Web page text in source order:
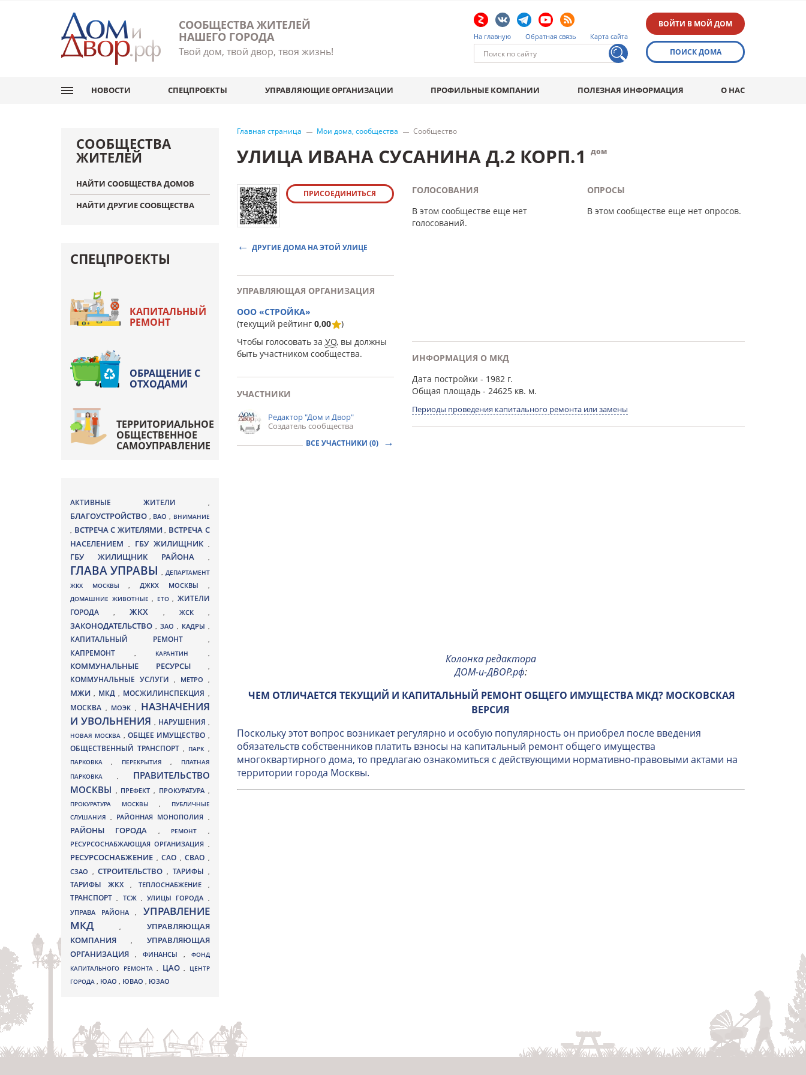
СООБЩЕСТВА ЖИТЕЛЕЙ
НАШЕГО ГОРОДА
Твой дом, твой двор, твоя жизнь!
На главную Обратная связь Карта сайта
ВОЙТИ В МОЙ ДОМ
ПОИСК ДОМА
НОВОСТИ СПЕЦПРОЕКТЫ УПРАВЛЯЮЩИЕ ОРГАНИЗАЦИИ ПРОФИЛЬНЫЕ КОМПАНИИ ПОЛЕЗНАЯ ИНФОРМАЦИЯ О НАС
Главная страница Мои дома, сообщества Сообщество
УЛИЦА ИВАНА СУСАНИНА Д.2 КОРП.1 дом
ПРИСОЕДИНИТЬСЯ
ДРУГИЕ ДОМА НА ЭТОЙ УЛИЦЕ
УПРАВЛЯЮЩАЯ ОРГАНИЗАЦИЯ
ООО «СТРОЙКА»
(текущий рейтинг 0,00
)
Чтобы голосовать за УО, вы должны
быть участником сообщества.
УЧАСТНИКИ
Редактор "Дом и Двор"
Создатель сообщества
ВСЕ УЧАСТНИКИ (0)
ГОЛОСОВАНИЯ
В этом сообществе еще нет
голосований.
ОПРОСЫ
В этом сообществе еще нет опросов.
ИНФОРМАЦИЯ О МКД
Дата постройки - 1982 г.
Общая площадь- 24625 кв. м.
Периоды проведения капитального ремонта или замены
Колонка редактора
ДОМ-и-ДВОР.рф:
ЧЕМ ОТЛИЧАЕТСЯ ТЕКУЩИЙ И КАПИТАЛЬНЫЙ РЕМОНТ ОБЩЕГО ИМУЩЕСТВА МКД? МОСКОВСКАЯ
ВЕРСИЯ
Поскольку этот вопрос возникает регулярно и особую популярность он приобрел после введения
обязательств собственников платить взносы на капитальный ремонт общего имущества
многоквартирного дома, то предлагаю ознакомиться с действующими нормативно-правовыми актами на
территории города Москвы.
СООБЩЕСТВА
ЖИТЕЛЕЙ
НАЙТИ СООБЩЕСТВА ДОМОВ
НАЙТИ ДРУГИЕ СООБЩЕСТВА
СПЕЦПРОЕКТЫ
КАПИТАЛЬНЫЙ
РЕМОНТ
ОБРАЩЕНИЕ С
ОТХОДАМИ
ТЕРРИТОРИАЛЬНОЕ
ОБЩЕСТВЕННОЕ
САМОУПРАВЛЕНИЕ
АКТИВНЫЕ ЖИТЕЛИ ,
БЛАГОУСТРОЙСТВО , ВАО , ВНИМАНИЕ
, ВСТРЕЧА С ЖИТЕЛЯМИ, ВСТРЕЧА С
НАСЕЛЕНИЕМ
, ГБУ ЖИЛИЩНИК ,
ГБУ ЖИЛИЩНИК РАЙОНА ,
ГЛАВА УПРАВЫ, ДЕПАРТАМЕНТ
ЖКХ МОСКВЫ,ДЖКХ МОСКВЫ ,
ДОМАШНИЕ ЖИВОТНЫЕ , ЕТО , ЖИТЕЛИ
ГОРОДА
, ЖКХ , ЖСК ,
ЗАКОНОДАТЕЛЬСТВО , ЗАО , КАДРЫ ,
КАПИТАЛЬНЫЙ РЕМОНТ ,
КАПРЕМОНТ , КАРАНТИН ,
КОММУНАЛЬНЫЕ РЕСУРСЫ ,
КОММУНАЛЬНЫЕ УСЛУГИ , МЕТРО ,
МЖИ, МКД , МОСЖИЛИНСПЕКЦИЯ ,
МОСКВА , МОЭК ,
НАЗНАЧЕНИЯ
И УВОЛЬНЕНИЯ , НАРУШЕНИЯ ,
НОВАЯ МОСКВА , ОБЩЕЕ ИМУЩЕСТВО ,
ОБЩЕСТВЕННЫЙ ТРАНСПОРТ, ПАРК ,
ПАРКОВКА, ПЕРЕКРЫТИЯ,
ПЛАТНАЯ
ПАРКОВКА ,
ПРАВИТЕЛЬСТВО
МОСКВЫ , ПРЕФЕКТ, ПРОКУРАТУРА ,
ПРОКУРАТУРА МОСКВЫ ,
ПУБЛИЧНЫЕ
СЛУШАНИЯ, РАЙОННАЯ МОНОПОЛИЯ ,
РАЙОНЫ ГОРОДА , РЕМОНТ ,
РЕСУРСОСНАБЖАЮЩАЯ ОРГАНИЗАЦИЯ ,
РЕСУРСОСНАБЖЕНИЕ , САО , СВАО ,
СЗАО ,СТРОИТЕЛЬСТВО, ТАРИФЫ ,
ТАРИФЫ ЖКХ , ТЕПЛОСНАБЖЕНИЕ ,
ТРАНСПОРТ, ТСЖ , УЛИЦЫ ГОРОДА ,
УПРАВА РАЙОНА, УПРАВЛЕНИЕ
МКД, УПРАВЛЯЮЩАЯ
КОМПАНИЯ
, УПРАВЛЯЮЩАЯ
ОРГАНИЗАЦИЯ
, ФИНАНСЫ , ФОНД
КАПИТАЛЬНОГО РЕМОНТА , ЦАО ,
ЦЕНТР
ГОРОДА , ЮАО , ЮВАО , ЮЗАО